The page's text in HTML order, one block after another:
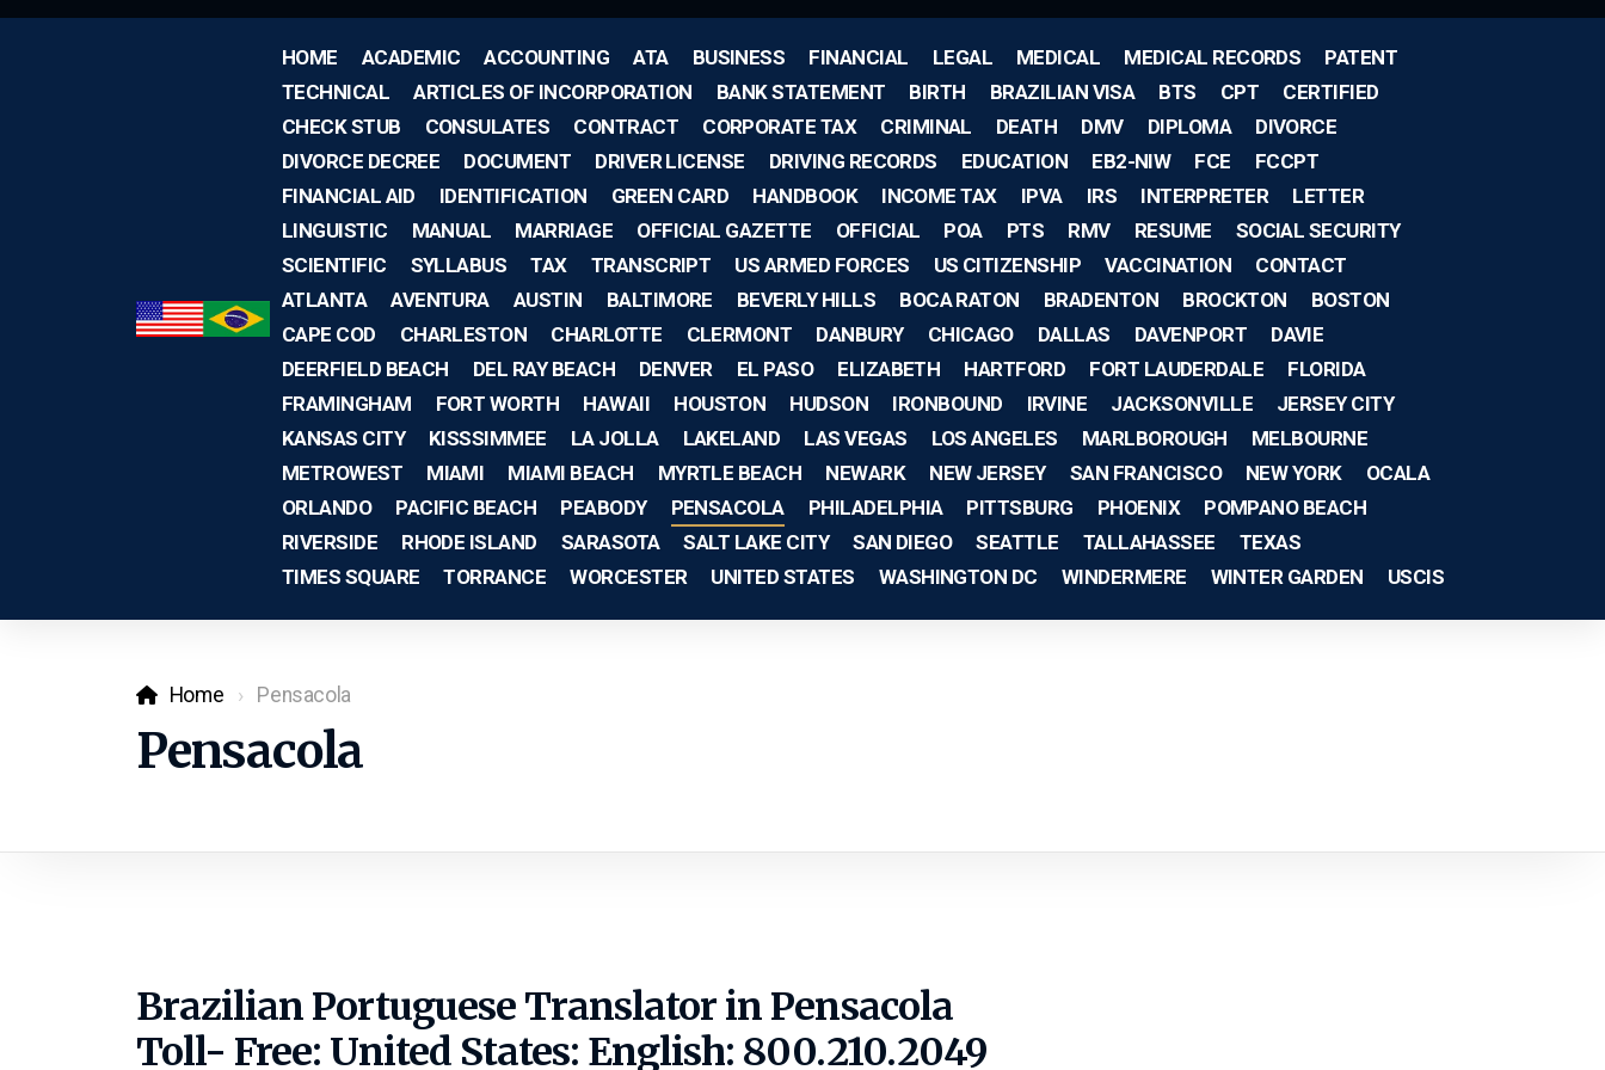
HOME ACADEMIC ACCOUNTING ATA BUSINESS FINANCIAL LEGAL MEDICAL MEDICAL RECORDS
PATENT
TECHNICAL
ARTICLES OF INCORPORATION BANK STATEMENT BIRTH BRAZILIAN VISA BTS CPT
CERTIFIED
CHECK STUB
CONSULATES CONTRACT CORPORATE TAX CRIMINAL DEATH DMV DIPLOMA
DIVORCE
DIVORCE DECREE
DOCUMENT DRIVER LICENSE DRIVING RECORDS EDUCATION EB2-NIW FCE
FCCPT
FINANCIAL AID
IDENTIFICATION GREEN CARD HANDBOOK INCOME TAX IPVA IRS INTERPRETER
LETTER
LINGUISTIC
MANUAL MARRIAGE OFFICIAL GAZETTE OFFICIAL POA PTS RMV RESUME
SOCIAL SECURITY
SCIENTIFIC
SYLLABUS TAX TRANSCRIPT US ARMED FORCES US CITIZENSHIP VACCINATION
CONTACT
ATLANTA
AVENTURA AUSTIN BALTIMORE BEVERLY HILLS BOCA RATON BRADENTON BROCKTON
BOSTON
CAPE COD
CHARLESTON CHARLOTTE CLERMONT DANBURY CHICAGO DALLAS DAVENPORT
DAVIE
DEERFIELD BEACH
DEL RAY BEACH DENVER EL PASO ELIZABETH HARTFORD FORT LAUDERDALE
FLORIDA
FRAMINGHAM
FORT WORTH HAWAII HOUSTON HUDSON IRONBOUND IRVINE JACKSONVILLE
JERSEY CITY
KANSAS CITY
KISSSIMMEE LA JOLLA LAKELAND LAS VEGAS LOS ANGELES MARLBOROUGH
MELBOURNE
METROWEST
MIAMI MIAMI BEACH MYRTLE BEACH NEWARK NEW JERSEY SAN FRANCISCO NEW YORK
OCALA
ORLANDO
PACIFIC BEACH PEABODY PENSACOLA PHILADELPHIA PITTSBURG PHOENIX
POMPANO BEACH
RIVERSIDE
RHODE ISLAND SARASOTA SALT LAKE CITY SAN DIEGO SEATTLE TALLAHASSEE
TEXAS
TIMES SQUARE
TORRANCE WORCESTER UNITED STATES WASHINGTON DC WINDERMERE WINTER GARDEN USCIS
Home Pensacola
Pensacola
Brazilian Portuguese Translator in Pensacola
Toll- Free: United States: English: 800.210.2049